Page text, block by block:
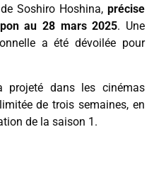
Soshiro Hoshina, précise
au 28 mars 2025. Une
a été dévoilée pour
projeté dans les cinémas
de trois semaines, en
de la saison 1.